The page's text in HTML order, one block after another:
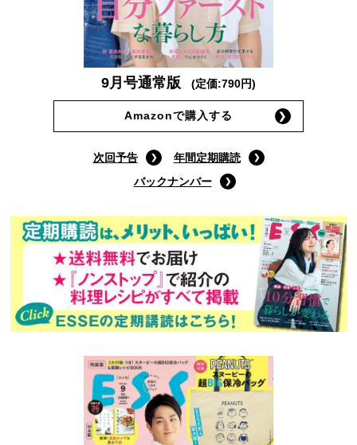
9月号通常版 (定価:790円)
Amazonで購入する
次回予告
年間定期購読
バックナンバー